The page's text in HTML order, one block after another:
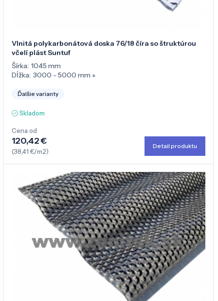
Vlnitá polykarbonátová doska 76/18 číra so štruktúrou
včelí plást Suntuf
Šírka: 1045 mm
Dĺžka: 3000 - 5000 mm »
Ďalšie varianty
Skladom
Cena od
120,42 €
(38,41 €/m2)
Detail produktu